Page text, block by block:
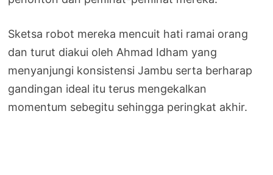
Sketsa robot mereka mencuit hati ramai orang
dan turut diakui oleh Ahmad Idham yang
menyanjungi konsistensi Jambu serta berharap
gandingan ideal itu terus mengekalkan
momentum sebegitu sehingga peringkat akhir.